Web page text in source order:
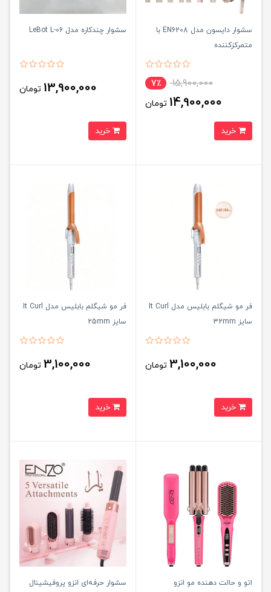
سشوار دایسون مدل EN6208 با
متمرکزکننده
15,900,000 7٪
14,900,000 تومان
سشوار چندکاره مدل LeBot L-06
13,900,000 تومان
فر مو شیگلم بابلیس مدل It Curl
سایز 32mm
3,100,000 تومان
فر مو شیگلم بابلیس مدل It Curl
سایز 25mm
3,100,000 تومان
اتو و حالت دهنده مو انزو
سشوار حرفه‌ای انزو پروفیشینال